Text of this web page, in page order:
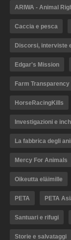
ARIWA - Animal
Caccia e pesca
Discorsi, interviste
Edgar's Mission
Farm
HorseRacingKills
Investigazioni e
La fabbrica degli
Mercy For Animals
Oikeutta eläimille
PETA PETA
Santuari e rifugi
Storie e salvataggi